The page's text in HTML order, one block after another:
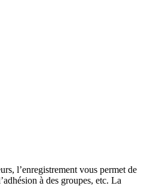
l’enregistrement vous permet de
à des groupes, etc. La